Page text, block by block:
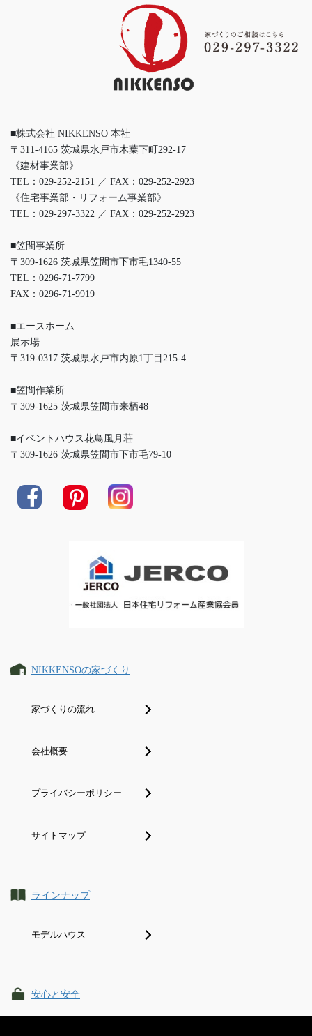
■株式会社 NIKKENSO 本社
〒311-4165 茨城県水戸市木葉下町292-17
《建材事業部》
TEL：029-252-2151 ／ FAX：029-252-2923
《住宅事業部・リフォーム事業部》
TEL：029-297-3322 ／ FAX：029-252-2923
■笠間事業所
〒309-1626 茨城県笠間市下市毛1340-55
TEL：0296-71-7799
FAX：0296-71-9919
■エースホーム
展示場
〒319-0317 茨城県水戸市内原1丁目215-4
■笠間作業所
〒309-1625 茨城県笠間市来栖48
■イベントハウス花鳥風月荘
〒309-1626 茨城県笠間市下市毛79-10
NIKKENSOの家づくり
家づくりの流れ
会社概要
プライバシーポリシー
サイトマップ
ラインナップ
モデルハウス
安心と安全